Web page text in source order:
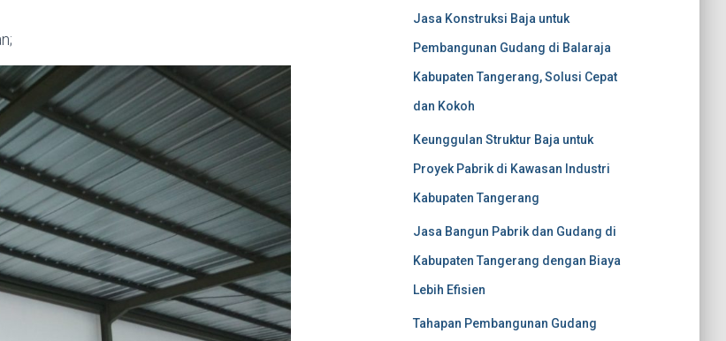
Jasa Konstruksi Baja untuk
Pembangunan Gudang di Balaraja
Kabupaten Tangerang, Solusi Cepat
dan Kokoh
Keunggulan Struktur Baja untuk
Proyek Pabrik di Kawasan Industri
Kabupaten Tangerang
Jasa Bangun Pabrik dan Gudang di
Kabupaten Tangerang dengan Biaya
Lebih Efisien
Tahapan Pembangunan Gudang